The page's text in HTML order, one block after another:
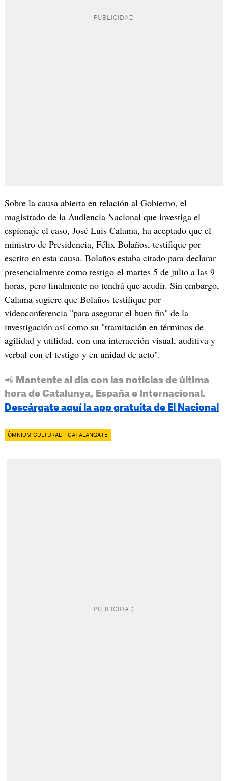
Sobre la causa abierta en relación al Gobierno, el
magistrado de la Audiencia Nacional que investiga el
espionaje el caso, José Luis Calama, ha aceptado que el
ministro de Presidencia, Félix Bolaños, testifique por
escrito en esta causa. Bolaños estaba citado para declarar
presencialmente como testigo el martes 5 de julio a las 9
horas, pero finalmente no tendrá que acudir. Sin embargo,
Calama sugiere que Bolaños testifique por
videoconferencia "para asegurar el buen fin" de la
investigación así como su "tramitación en términos de
agilidad y utilidad, con una interacción visual, auditiva y
verbal con el testigo y en unidad de acto".
📲 Mantente al día con las noticias de última
hora de Catalunya, España e Internacional.
Descárgate aquí la app gratuita de El Nacional
ÒMNIUM CULTURAL CATALANGATE